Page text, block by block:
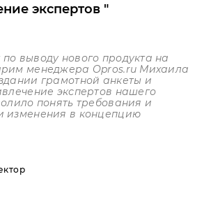
экспертов
выводу нового продукта на
менеджера Opros.ru Михаила
грамотной анкеты и
экспертов нашего
понять требования и
изменения в концепцию